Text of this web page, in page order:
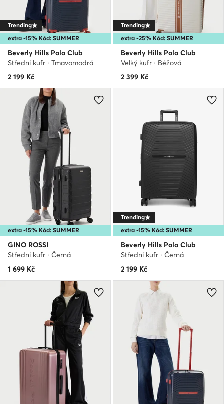
extra -15% Kód: SUMMER
Trending
Beverly Hills Polo Club
Střední kufr · Tmavomodrá
2 199 Kč
extra -25% Kód: SUMMER
Trending
Beverly Hills Polo Club
Velký kufr · Béžová
2 399 Kč
extra -15% Kód: SUMMER
GINO ROSSI
Střední kufr · Černá
1 699 Kč
extra -15% Kód: SUMMER
Trending
Beverly Hills Polo Club
Střední kufr · Černá
2 199 Kč